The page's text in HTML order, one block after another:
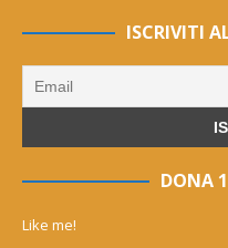
ISCRIVITI
DONA
Like me!